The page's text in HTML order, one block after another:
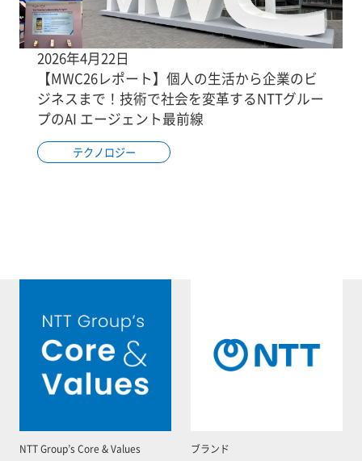
2026年4月22日
【MWC26レポート】個人の生活から企業のビ
ジネスまで！技術で社会を変革するNTTグルー
プのAI エージェント最前線
テクノロジー
NTT Group’s Core & Values ブランド